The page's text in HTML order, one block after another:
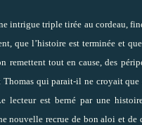
intrigue triple tirée au cordeau,
que l’histoire est terminée et
remettent tout en cause, des
qui parait-il ne croyait
lecteur est berné par une
nouvelle recrue de bon aloi et de